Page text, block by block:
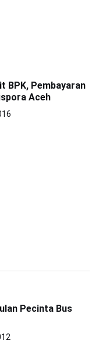
BPK, Pembayaran
Aceh
Pecinta Bus